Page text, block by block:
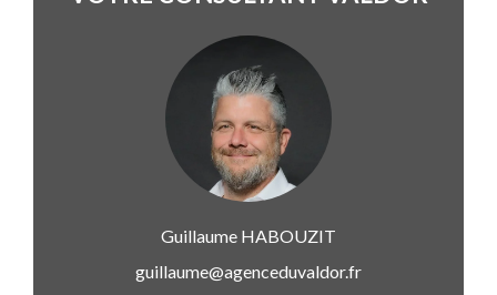
Guillaume HABOUZIT
guillaume@agenceduvaldor.fr